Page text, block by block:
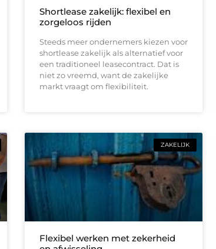
Shortlease zakelijk: flexibel en
zorgeloos rijden
Steeds meer ondernemers kiezen voor
shortlease zakelijk als alternatief voor
een traditioneel leasecontract. Dat is
niet zo vreemd, want de zakelijke
markt vraagt om flexibiliteit.
ZAKELIJK
Flexibel werken met zekerheid